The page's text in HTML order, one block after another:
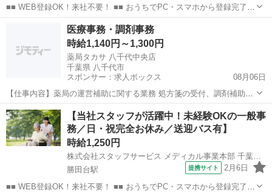
■■ WEB登録OK！来社不要！ ■■ おうちでPC・スマホから登録完了！
電話・メールでお仕事を紹介していくので、来社は不要♪ 業界最大級
のお仕事の中から、 あなたの「叶えたい」を叶えられる職場をご紹介
八千代市 八千代中央駅 一般事務
医療事務・調剤事務
時給1,140円～1,300円
薬局タカサ 八千代中央店
千葉県 八千代市
スポンサー：求人ボックス
08月06日
【仕事内容】薬局の運営補助に関する業務 処方箋の受付、調剤補助、
保険請求に関する業務 ・保険請求等の医療事務業務 ・ピッキング等の
調剤補助業務 薬剤師の指示に基づく ・受付等の接客業務 ・PC入力(エ
クセル・ワード含む) ・販売お...
アルバイト・パート
【当社スタッフが活躍中！未経験OKの一般事
務／日・祝完全お休み／送迎バス有】
時給1,250円
株式会社スタッフサービス メディカル事業本部 千葉医療オフィス
勝田台駅
提携サイト 2月6日
■■ WEB登録OK！来社不要！ ■■ おうちでPC・スマホから登録完了！